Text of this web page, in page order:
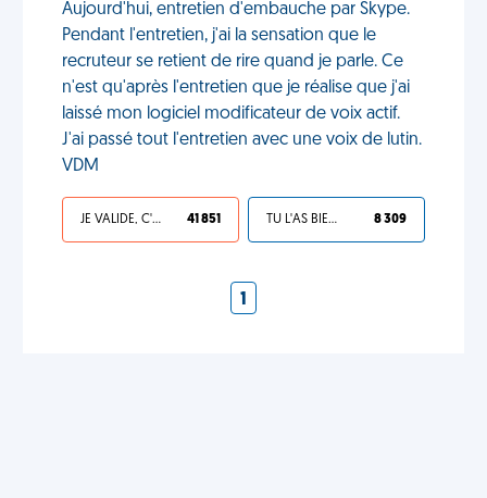
Aujourd'hui, entretien d'embauche par Skype.
Pendant l'entretien, j'ai la sensation que le
recruteur se retient de rire quand je parle. Ce
n'est qu'après l'entretien que je réalise que j'ai
laissé mon logiciel modificateur de voix actif.
J'ai passé tout l'entretien avec une voix de lutin.
VDM
JE VALIDE, C'EST UNE VDM 41 851 TU L'AS BIEN MÉRITÉ 8 309
1